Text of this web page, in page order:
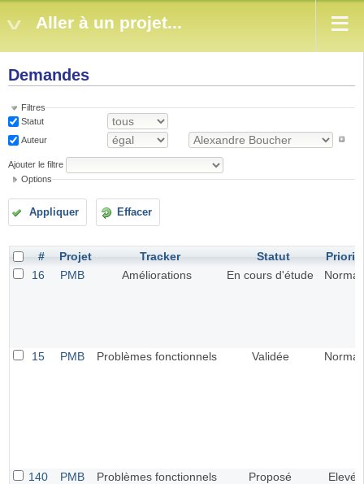
Aller à un projet...
Demandes
Filtres
Statut
Auteur
Ajouter le filtre
Options
Appliquer Effacer
# Projet Tracker Statut
16
PMB Améliorations En cours d'étude Normal
15 PMB Problèmes fonctionnels Validée Normal
140 PMB Problèmes fonctionnels Proposé Elevé